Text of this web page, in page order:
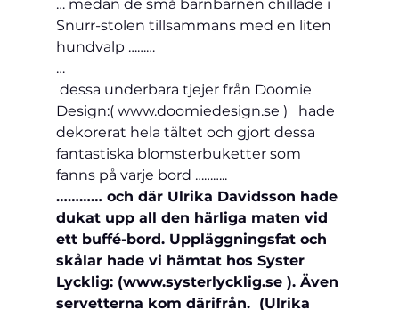
… medan de små barnbarnen chillade i
Snurr-stolen tillsammans med en liten
hundvalp ………
…
dessa underbara tjejer från Doomie
Design:( www.doomiedesign.se )   hade
dekorerat hela tältet och gjort dessa
fantastiska blomsterbuketter som
fanns på varje bord ………..
………… och där Ulrika Davidsson hade
dukat upp all den härliga maten vid
ett buffé-bord. Uppläggningsfat och
skålar hade vi hämtat hos Syster
Lycklig: (www.systerlycklig.se ). Även
servetterna kom därifrån.  (Ulrika